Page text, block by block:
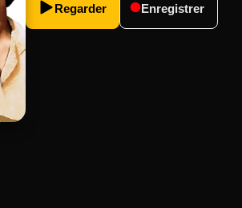
Regarder Enregistrer